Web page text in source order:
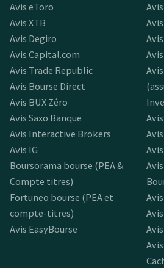
Avis eToro
Avis XTB
Avis Degiro
Avis Capital.com
Avis Trade Republic
Avis Bourse Direct
Avis BUX Zéro
Avis Saxo Banque
Avis Interactive Brokers
Avis IG
Boursorama bourse (PEA &
Compte titres)
Fortuneo bourse (PEA et
compte-titres)
Avis EasyBourse